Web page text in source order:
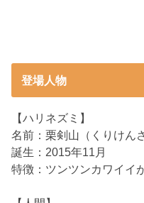
登場人物
【ハリネズミ】
名前：栗剣山（くりけん
誕生：2015年11月
特徴：ツンツンカワイイ